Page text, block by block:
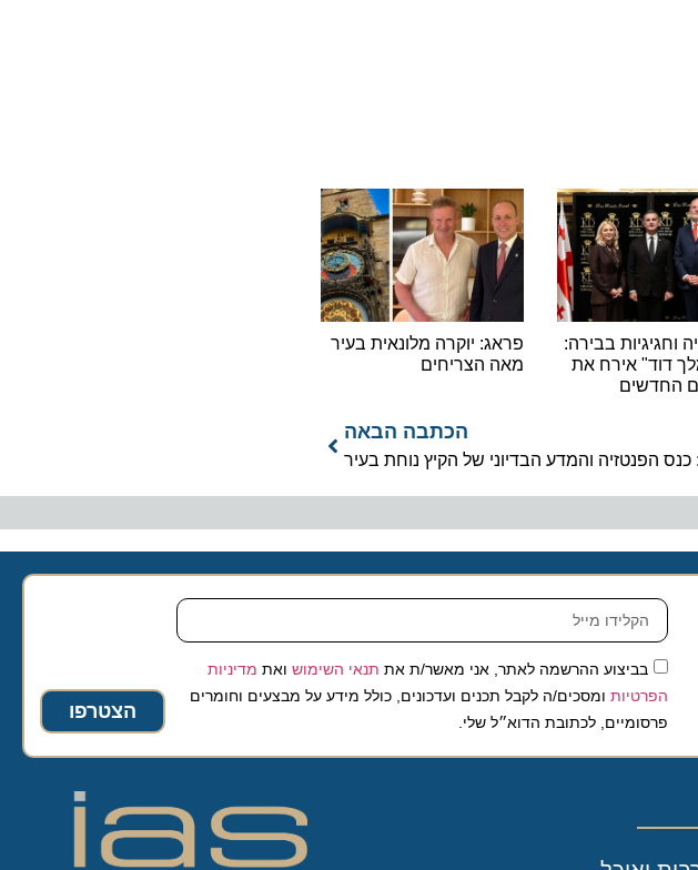
בבירה:
אירח את
פראג: יוקרה מלונאית בעיר
מאה הצריחים
הכתבה הבאה
הפנטזיה והמדע הבדיוני של הקיץ נוחת בעיר
בביצוע ההרשמה לאתר, אני מאשר/ת אתתנאי השימושואת מדיניות
הפרטיותומסכים/ה לקבל תכנים ועדכונים, כולל מידע על מבצעים וחומרים
פרסומיים, לכתובת הדוא״ל שלי.
הצטרפו